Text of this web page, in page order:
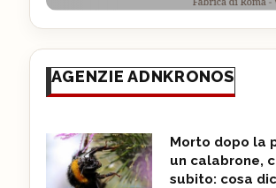
AGENZIE ADNKRONOS
Morto dopo la
un calabrone,
subito: cosa